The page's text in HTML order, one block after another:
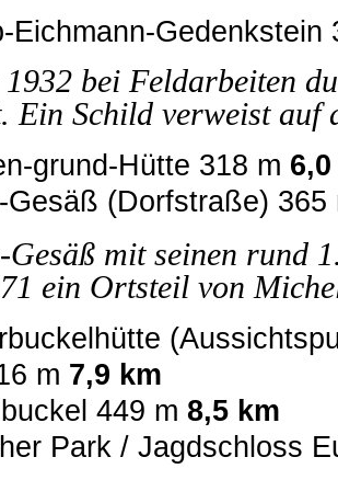
Eichmann-
1932 bei Feldarbeiten
Ein Schild verweist auf
grund-Hütte 318 m
Gesäß (Dorfstraße) 365
Gesäß mit seinen rund
ein Ortsteil von
m 7,9 km
449 m 8,5 km
Park / Jagdschloss